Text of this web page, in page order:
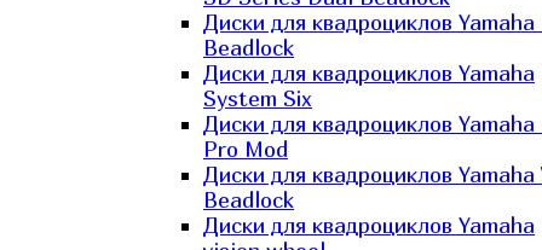
Диски для квадроциклов Yamaha
Beadlock
Диски для квадроциклов Yamaha
System Six
Диски для квадроциклов Yamaha
Pro Mod
Диски для квадроциклов Yamaha
Beadlock
Диски для квадроциклов Yamaha